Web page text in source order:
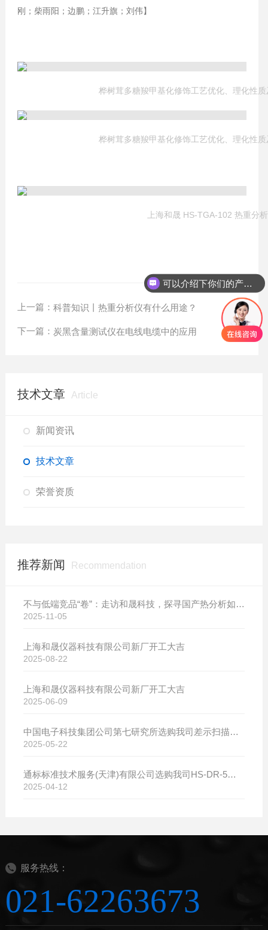
刚；柴雨阳；边鹏；江升旗；刘伟】
桦树茸多糖羧甲基化修饰工艺优化、理化性
桦树茸多糖羧甲基化修饰工艺优化、理化性
上海和晟 HS-TGA-102 热重分
上一篇： 科普知识丨热重分析仪有什么用途？
下一篇： 炭黑含量测试仪在电线电缆中的应用
技术文章 Article
新闻资讯
技术文章
荣誉资质
推荐新闻 Recommendation
不与低端竞品“卷”：走访和晟科技，探寻国产热分析如何行稳致远
2025-11-05
上海和晟仪器科技有限公司新厂开工大吉
2025-08-22
上海和晟仪器科技有限公司新厂开工大吉
2025-06-09
中国电子科技集团公司第七研究所选购我司差示扫描量热仪
2025-05-22
通标标准技术服务(天津)有限公司选购我司HS-DR-5导热系数测试仪
2025-04-12
服务热线：
021-62263673
可以介绍下你们的产品么？